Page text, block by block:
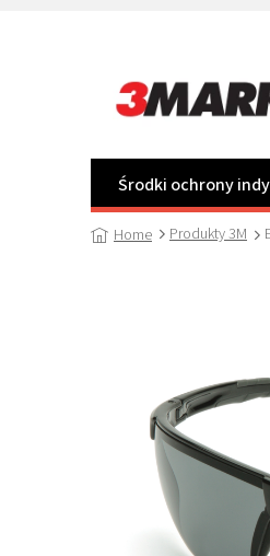
Środki ochrony
Home Produkty 3M